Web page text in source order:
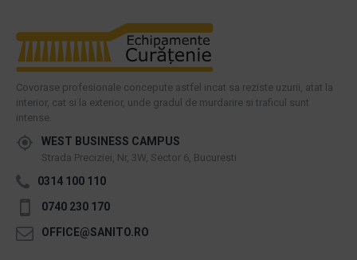
Covorase profesionale concepute astfel incat sa reziste uzurii, atat la
interior, cat si la exterior, unde gradul de murdarire si traficul sunt
intense.
WEST BUSINESS CAMPUS
Strada Preciziei, Nr, 3W, Sector 6, Bucuresti
0314 100 110
0740 230 170
OFFICE@SANITO.RO